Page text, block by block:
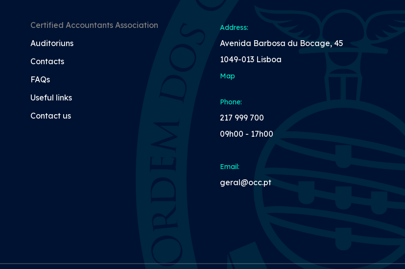
Certified Accountants Association
Auditoriuns
Contacts
FAQs
Useful links
Contact us
Address:
Avenida Barbosa du Bocage, 45
1049-013 Lisboa
Map
Phone:
217 999 700
09h00 - 17h00
Email:
geral@occ.pt